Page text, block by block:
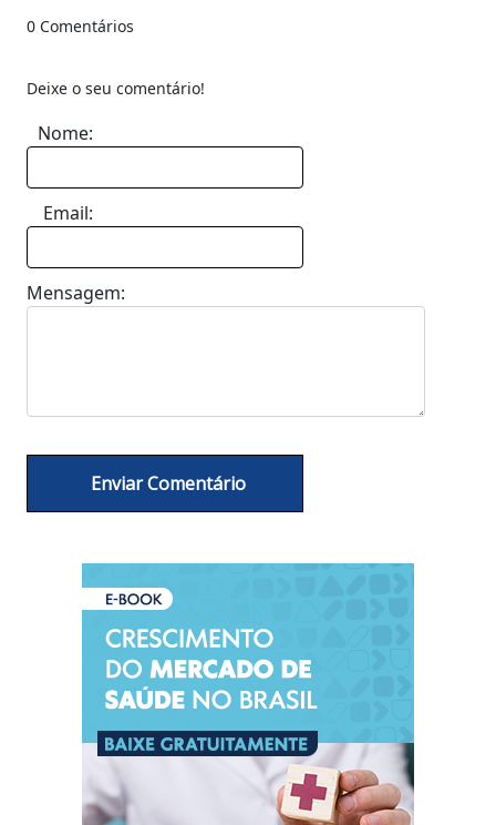
0 Comentários
Deixe o seu comentário!
Nome:
Email:
Mensagem: